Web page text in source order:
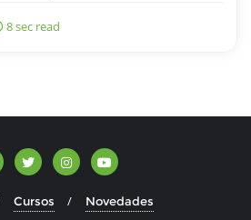
8 sec read
Cursos Novedades